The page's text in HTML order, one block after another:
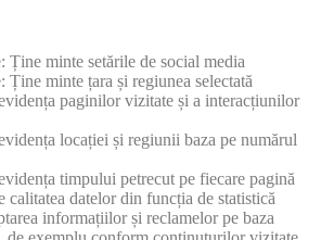
Ține minte setările de social media
Ține minte țara și regiunea selectată
paginilor vizitate și a interacțiunilor
locației și regiunii baza pe numărul
timpului petrecut pe fiecare pagină
calitatea datelor din funcția de statistică
informațiilor și reclamelor pe baza